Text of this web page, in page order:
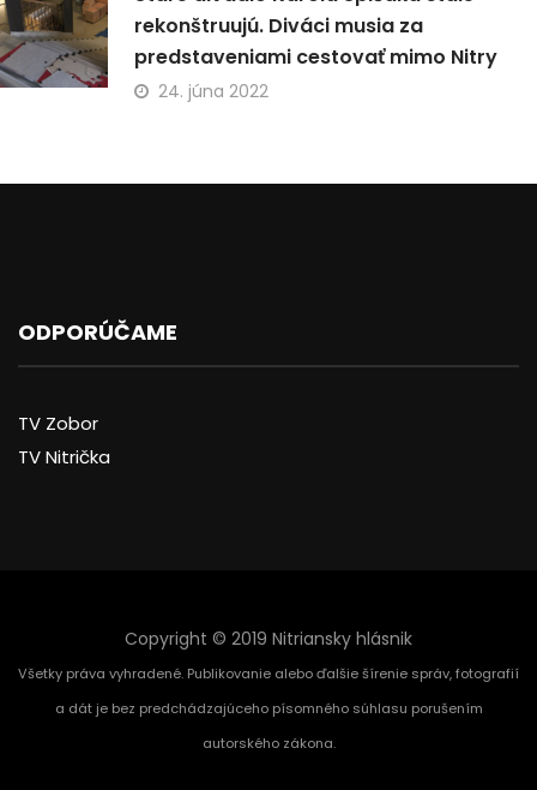
rekonštruujú. Diváci musia za
predstaveniami cestovať mimo Nitry
24. júna 2022
ODPORÚČAME
TV Zobor
TV Nitrička
Copyright © 2019 Nitriansky hlásnik
Všetky práva vyhradené. Publikovanie alebo ďalšie šírenie správ, fotografií
a dát je bez predchádzajúceho písomného súhlasu porušením
autorského zákona.